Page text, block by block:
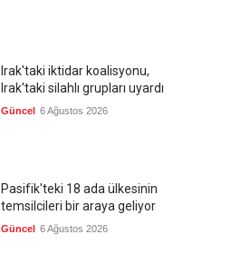
Irak'taki iktidar koalisyonu,
Irak'taki silahlı grupları uyardı
Güncel 6 Ağustos 2026
Pasifik'teki 18 ada ülkesinin
temsilcileri bir araya geliyor
Güncel 6 Ağustos 2026